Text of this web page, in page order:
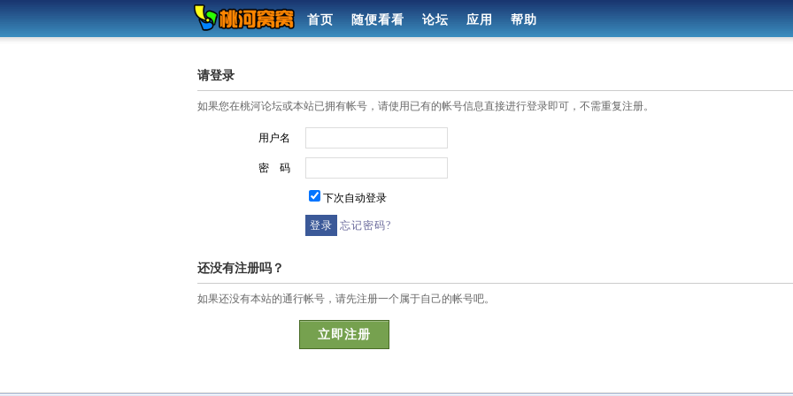
首页 随便看看 论坛 应用 帮助
请登录
如果您在桃河论坛或本站已拥有帐号，请使用已有的帐号信息直接进行登录即可，不需重复注册。
用户名
密 码
下次自动登录
忘记密码?
还没有注册吗？
如果还没有本站的通行帐号，请先注册一个属于自己的帐号吧。
立即注册